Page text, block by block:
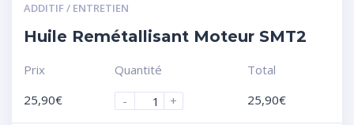
ADDITIF / ENTRETIEN
Huile Remétallisant Moteur SMT2
Prix
25,90€
Quantité
-
+
Total
25,90€